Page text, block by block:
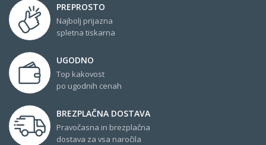
PREPROSTO
Najbolj prijazna
spletna tiskarna
UGODNO
Top kakovost
po ugodnih cenah
BREZPLAČNA DOSTAVA
Pravočasna in brezplačna
dostava za vsa naročila